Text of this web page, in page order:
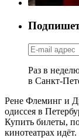
Раз в
в Санкт-
Рене Флеминг и
одиссея в
Купить билеты,
кинотеатрах идёт.